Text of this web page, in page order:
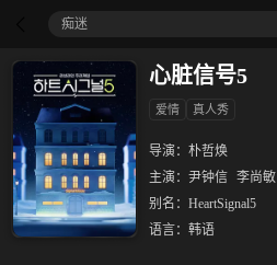
痴迷
心脏信号5
爱情 真人秀
导演： 朴哲焕
主演： 尹钟信 李尚敏
别名： HeartSignal5
语言： 韩语